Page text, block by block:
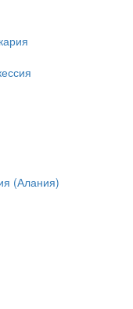
(Алания)